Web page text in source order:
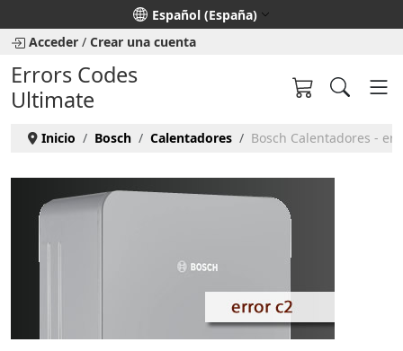
Seleccione su idioma
Español (España)
Acceder / Crear una cuenta
Errors Codes
Ultimate
Inicio Bosch Calentadores Bosch Calentadores -